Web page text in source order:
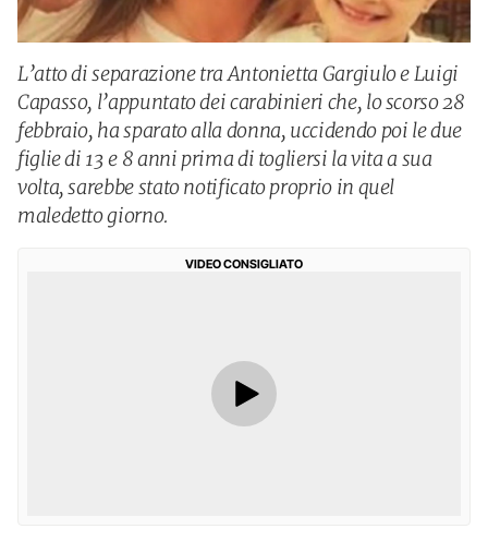
L’atto di separazione tra Antonietta Gargiulo e Luigi
Capasso, l’appuntato dei carabinieri che, lo scorso 28
febbraio, ha sparato alla donna, uccidendo poi le due
figlie di 13 e 8 anni prima di togliersi la vita a sua
volta, sarebbe stato notificato proprio in quel
maledetto giorno.
VIDEO CONSIGLIATO